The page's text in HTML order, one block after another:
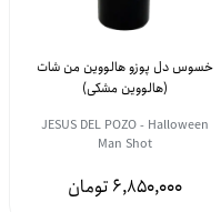
خسوس دل پوزو هالووین من شات
(هالووین مشکی)
JESUS DEL POZO - Halloween
Man Shot
6,850,000